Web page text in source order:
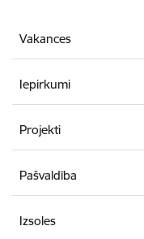
Vakances
Iepirkumi
Projekti
Pašvaldība
Izsoles